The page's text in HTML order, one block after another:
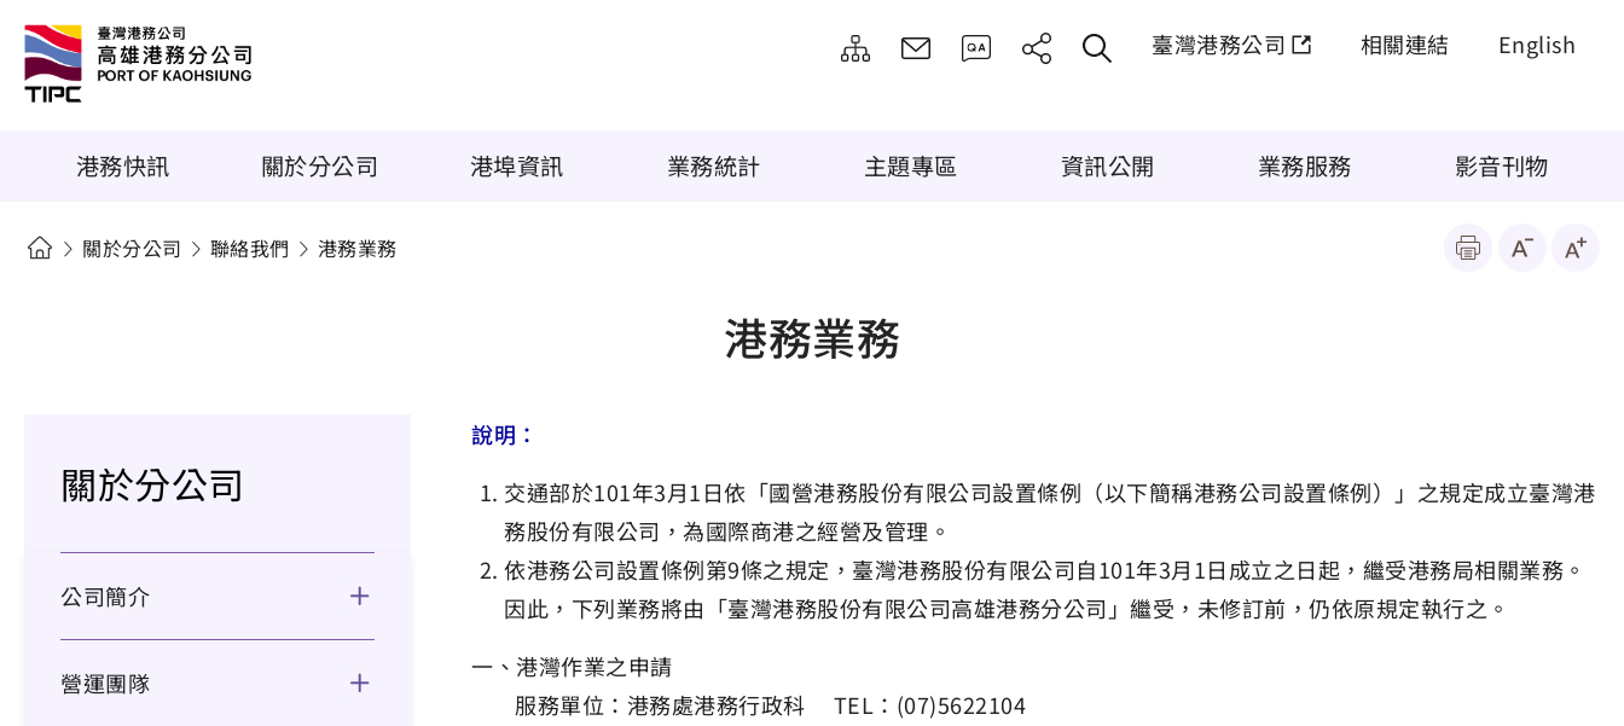
臺灣港務公司 相關連結 English
港務快訊 關於分公司 港埠資訊 業務統計 主題專區 資訊公開 業務服務 影音刊物
關於分公司 聯絡我們 港務業務
港務業務
關於分公司
公司簡介
營運團隊
說明：
交通部於101年3月1日依「國營港務股份有限公司設置條例（以下簡稱港務公司設置條例）」之規定成立臺灣港
務股份有限公司，為國際商港之經營及管理。
依港務公司設置條例第9條之規定，臺灣港務股份有限公司自101年3月1日成立之日起，繼受港務局相關業務。
因此，下列業務將由「臺灣港務股份有限公司高雄港務分公司」繼受，未修訂前，仍依原規定執行之。
一、港灣作業之申請
服務單位：港務處港務行政科 TEL：(07)5622104